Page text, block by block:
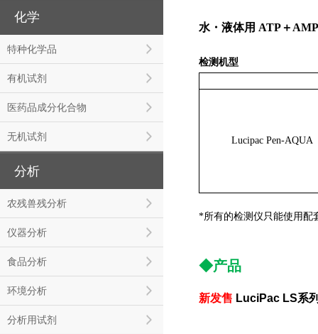
化学
特种化学品
有机试剂
医药品成分化合物
无机试剂
分析
农残兽残分析
仪器分析
食品分析
环境分析
分析用试剂
水・液体用 ATP＋
检测机型
Lucipac Pen-AQUA
*所有的检测仪只能使用配
◆产品
新发售 LuciPac LS系